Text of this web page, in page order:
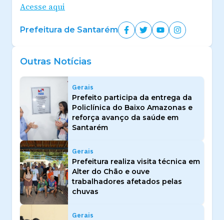
Acesse aqui
Prefeitura de Santarém
Outras Notícias
Gerais
Prefeito participa da entrega da
Policlínica do Baixo Amazonas e
reforça avanço da saúde em
Santarém
Gerais
Prefeitura realiza visita técnica em
Alter do Chão e ouve
trabalhadores afetados pelas
chuvas
Gerais